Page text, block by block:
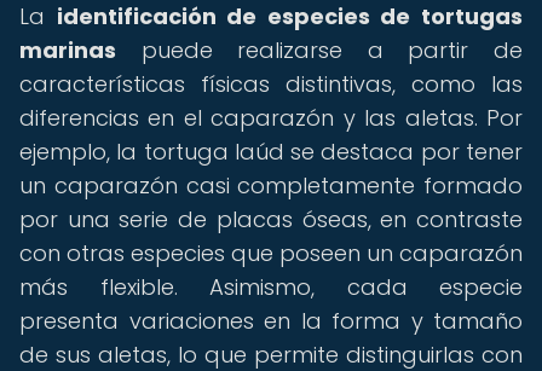
La identificación de especies de tortugas
marinas puede realizarse a partir de
características físicas distintivas, como las
diferencias en el caparazón y las aletas. Por
ejemplo, la tortuga laúd se destaca por tener
un caparazón casi completamente formado
por una serie de placas óseas, en contraste
con otras especies que poseen un caparazón
más flexible. Asimismo, cada especie
presenta variaciones en la forma y tamaño
de sus aletas, lo que permite distinguirlas con